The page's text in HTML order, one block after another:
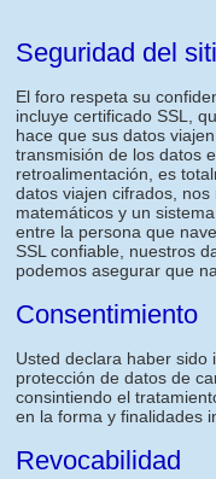
Seguridad del
El foro respeta su
incluye certificado SSL,
hace que sus datos
transmisión de los datos
retroalimentación, es
datos viajen cifrados,
matemáticos y un
entre la persona que
SSL confiable, nuestros
podemos asegurar que
Consentimiento
Usted declara haber sido
protección de datos de
consintiendo el
en la forma y finalidades
Revocabilidad